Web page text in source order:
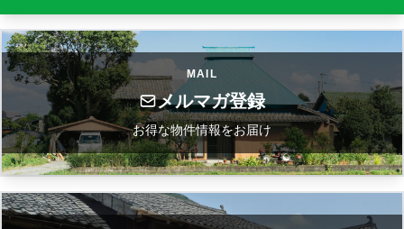
MAIL
メルマガ登録
お得な物件情報をお届け